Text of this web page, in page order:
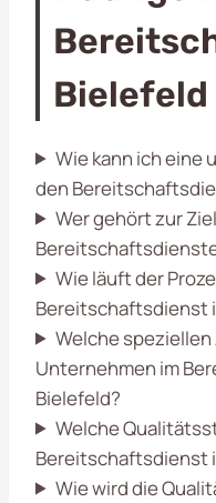
Bielefeld
Wie kann ich eine
den
Wer gehört zur
Wie läuft der
Bereitschaftsdienst
Welche
Unternehmen im
Bielefeld?
Welche
Bereitschaftsdienst
Wie wird die